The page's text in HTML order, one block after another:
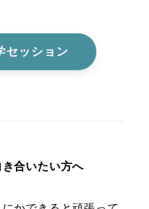
セッション
合いたい方へ